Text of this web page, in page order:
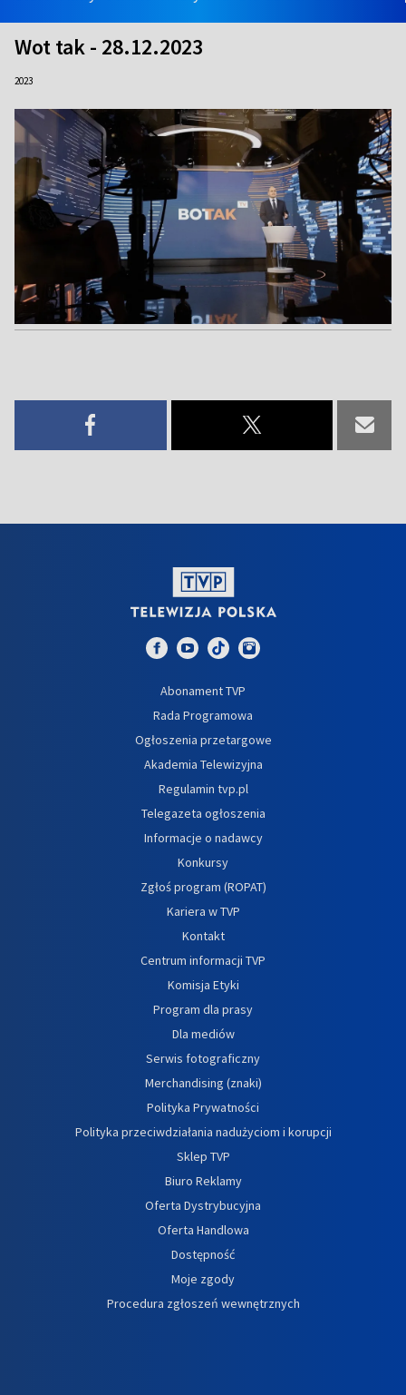
Wot tak - 28.12.2023
2023
Abonament TVP
Rada Programowa
Ogłoszenia przetargowe
Akademia Telewizyjna
Regulamin tvp.pl
Telegazeta ogłoszenia
Informacje o nadawcy
Konkursy
Zgłoś program (ROPAT)
Kariera w TVP
Kontakt
Centrum informacji TVP
Komisja Etyki
Program dla prasy
Dla mediów
Serwis fotograficzny
Merchandising (znaki)
Polityka Prywatności
Polityka przeciwdziałania nadużyciom i korupcji
Sklep TVP
Biuro Reklamy
Oferta Dystrybucyjna
Oferta Handlowa
Dostępność
Moje zgody
Procedura zgłoszeń wewnętrznych